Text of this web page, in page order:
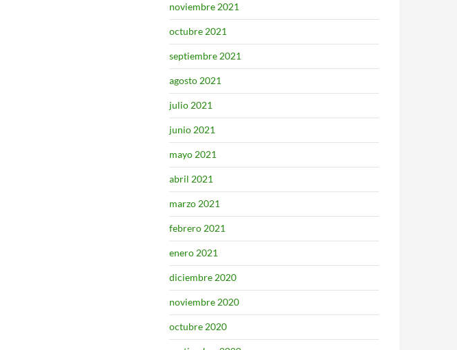
noviembre 2021
octubre 2021
septiembre 2021
agosto 2021
julio 2021
junio 2021
mayo 2021
abril 2021
marzo 2021
febrero 2021
enero 2021
diciembre 2020
noviembre 2020
octubre 2020